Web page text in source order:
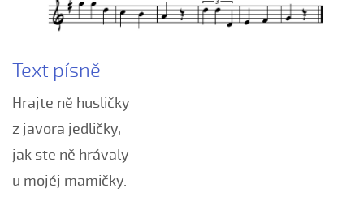
Ani sem si nemyslela
Až půjdu na trávu
Bars su já hrnčířův syn
Bílá růža rozkvétala (Alena Mimochodková, 2006)
Bílá růža rozkvétala (Kristýna Malá, 2009)
Boršičtí mládenci (Kateřina Šmídová, 2009)
Černé oči, černé
Text písně
Hrajte ně husličky
z javora jedličky,
jak ste ně hrávaly
u mojéj mamičky.